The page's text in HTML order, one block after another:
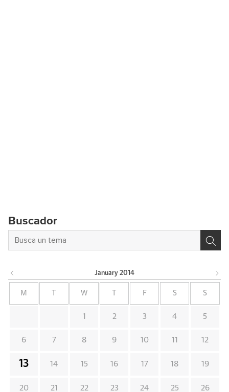
Buscador
January 2014
M W F S S
1 2 3 4 5
6 7 8 9 10 11 12
13 14 15 16 17 18 19
20 21 22 23 24 25 26